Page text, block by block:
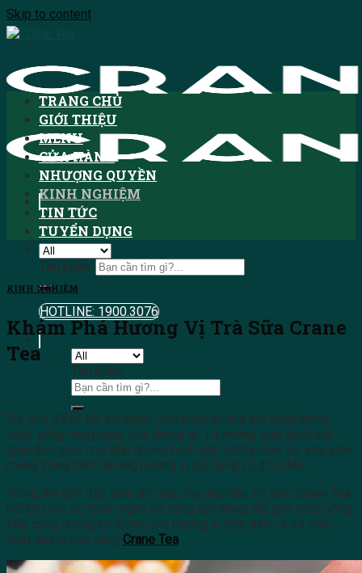
Skip to content
Tìm kiếm:
HOTLINE: 1900.3076
Tìm kiếm:
TRANG CHỦ
GIỚI THIỆU
MENU
CỬA HÀNG
NHƯỢNG QUYỀN
KINH NGHIỆM
TIN TỨC
TUYỂN DỤNG
KINH NGHIỆM
Khám Phá Hương Vị Trà Sữa Crane
Tea
Trà sữa đã từ lâu trở thành một phần không thể thiếu trong
cuộc sống hàng ngày của chúng ta. Từ những giây phút thư
giãn đơn giản cho đến những buổi gặp gỡ bạn bè, trà sữa luôn
mang trong mình những hương vị đa dạng và độc đáo.
Trong thế giới đầy biến đổi này, thương hiệu trà sữa Crane Tea
nổi bật bởi sự thơm ngon và sáng tạo trong thế giới thức uống.
Hãy cùng chúng tôi khám phá hương vị độc đáo và trà sữa
chất lượng cao cùng Crane Tea.